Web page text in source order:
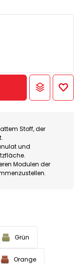
Stoff, der
und
Modulen der
Grün
Orange